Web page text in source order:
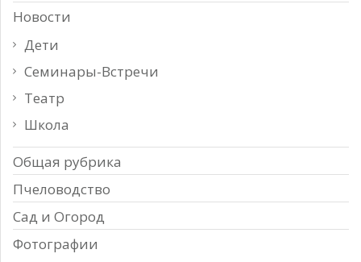
Новости
Дети
Семинары-Встречи
Театр
Школа
Общая рубрика
Пчеловодство
Сад и Огород
Фотографии